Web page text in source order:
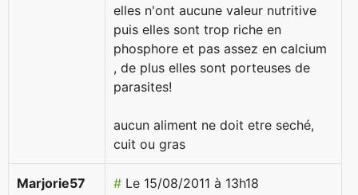
elles n'ont aucune valeur nutritive
puis elles sont trop riche en
phosphore et pas assez en calcium
, de plus elles sont porteuses de
parasites!
aucun aliment ne doit etre seché,
cuit ou gras
Marjorie57 # Le 15/08/2011 à 13h18